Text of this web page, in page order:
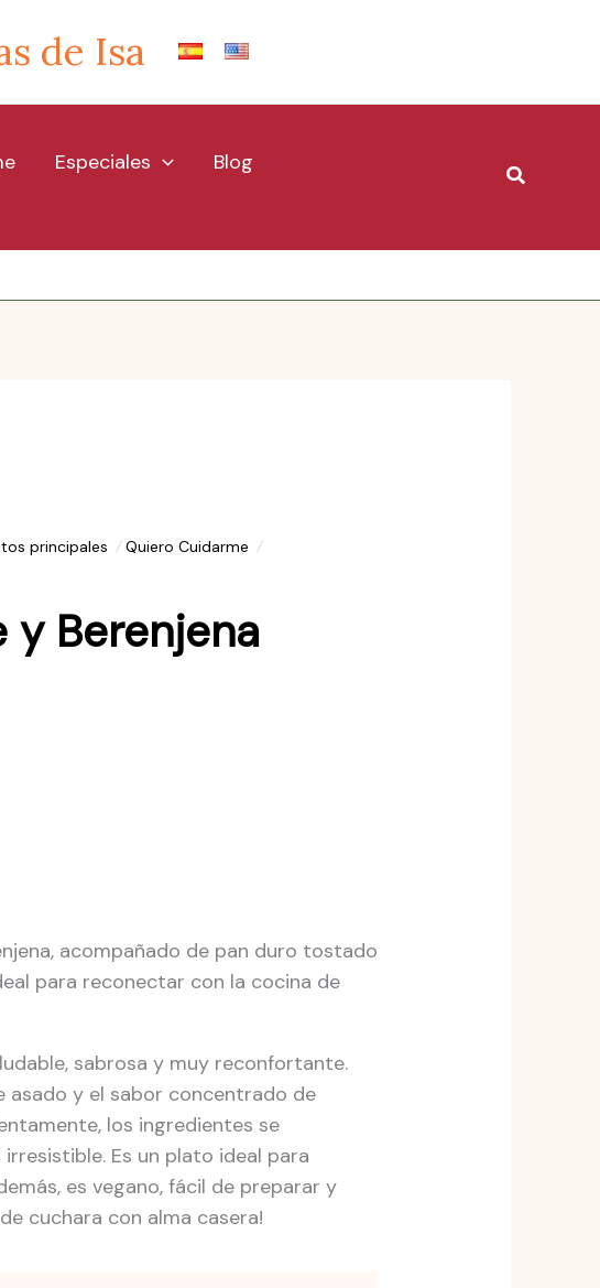
de Isa
Especiales
Blog
Buscar
principales
Quiero Cuidarme
y Berenjena
acompañado de pan duro tostado
para reconectar con la cocina de
sabrosa y muy reconfortante.
asado y el sabor concentrado de
los ingredientes se
Es un plato ideal para
es vegano, fácil de preparar y
cuchara con alma casera!